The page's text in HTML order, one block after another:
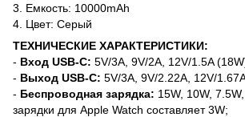
3. Емкость: 10000mAh
4. Цвет: Серый
ТЕХНИЧЕСКИЕ ХАРАКТЕРИСТИКИ:
- Вход USB-C: 5V/3A, 9V/2A, 12V/1.5A
- Выход USB-C: 5V/3А, 9V/2.22А, 12V/
- Беспроводная зарядка: 15W, 10W,
зарядки для Apple Watch составляет 3W;